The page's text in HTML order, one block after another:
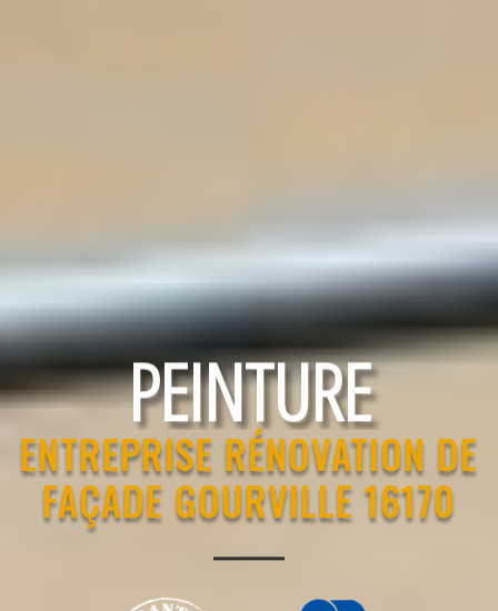
RAVALEMENT
ENTREPRISE RÉNOVATION DE
FAÇADE GOURVILLE 16170